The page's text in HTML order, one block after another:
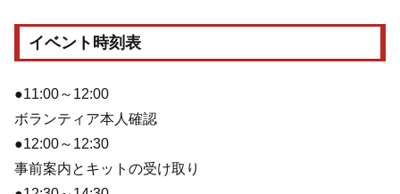
イベント時刻表
●11:00～12:00
ボランティア本人確認
●12:00～12:30
事前案内とキットの受け取り